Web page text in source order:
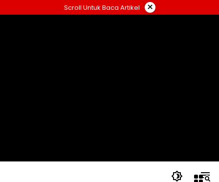
ke
Scroll Untuk Baca Artikel ×